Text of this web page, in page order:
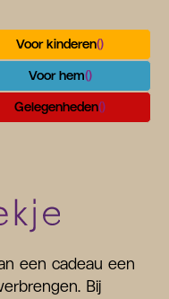
Voor kinderen()
Voor hem()
Gelegenheden()
een cadeau een
Bij